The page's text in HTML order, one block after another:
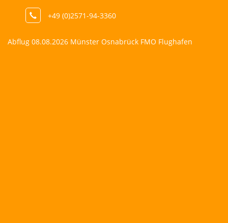
+49 (0)2571-94-3360
Abflug 08.08.2026 Münster Osnabrück FMO Flughafen